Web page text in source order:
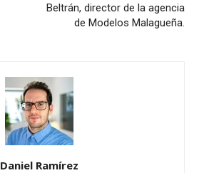
Beltrán, director de la agencia
de Modelos Malagueña.
Daniel Ramírez